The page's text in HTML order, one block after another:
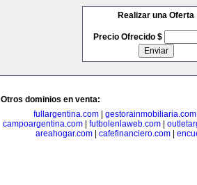
Realizar una Oferta
Precio Ofrecido $
Otros dominios en venta:
fullargentina.com
gestorainmobiliaria.com
campoargentina.com| futbolenlaweb.com|
areahogar.com| cafefinanciero.com|